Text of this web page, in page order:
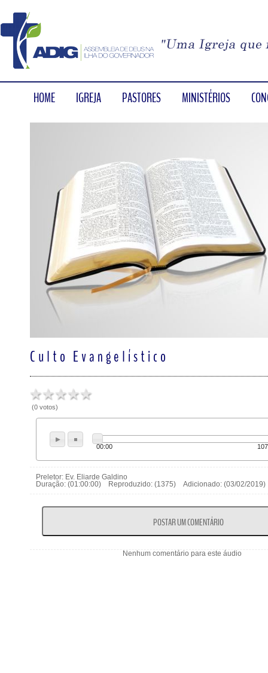
HOME IGREJA PASTORES MINISTÉRIOS
Culto Evangelístico
(0 votos)
00:00
Preletor: Ev. Eliarde Galdino
Duração: (01:00:00) Reproduzido: (1375) Adicionado: (03/02/
Nenhum comentário para este áudio